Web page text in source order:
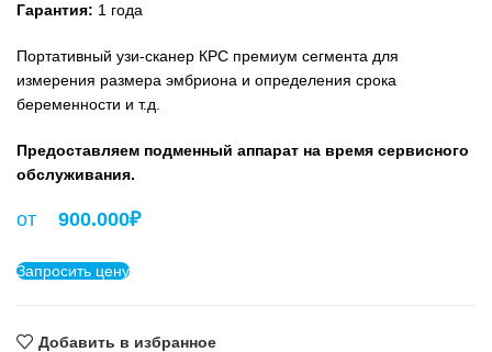
Гарантия: 1 года
Портативный узи-сканер КРС премиум сегмента для
измерения размера эмбриона и определения срока
беременности и т.д.
Предоставляем подменный аппарат на время сервисного
обслуживания.
от 900.000₽
Запросить цену
Добавить в избранное